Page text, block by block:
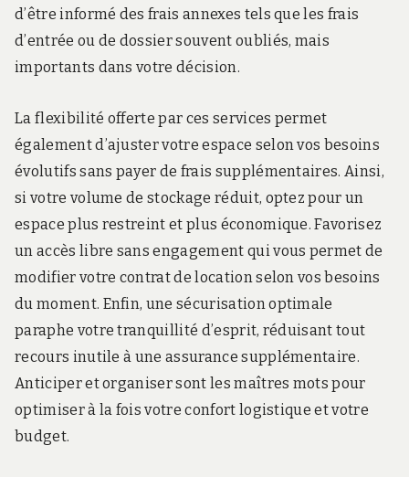
d’être informé des frais annexes tels que les frais
d’entrée ou de dossier souvent oubliés, mais
importants dans votre décision.
La flexibilité offerte par ces services permet
également d’ajuster votre espace selon vos besoins
évolutifs sans payer de frais supplémentaires. Ainsi,
si votre volume de stockage réduit, optez pour un
espace plus restreint et plus économique. Favorisez
un accès libre sans engagement qui vous permet de
modifier votre contrat de location selon vos besoins
du moment. Enfin, une sécurisation optimale
paraphe votre tranquillité d’esprit, réduisant tout
recours inutile à une assurance supplémentaire.
Anticiper et organiser sont les maîtres mots pour
optimiser à la fois votre confort logistique et votre
budget.